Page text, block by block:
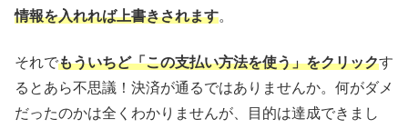
情報を入れれば上書きされます。
それでもういちど「この支払い方法を使う」をクリックす
るとあら不思議！決済が通るではありませんか。何がダメ
だったのかは全くわかりませんが、目的は達成できまし